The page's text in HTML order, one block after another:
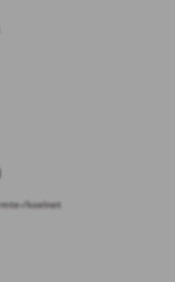
koelnet